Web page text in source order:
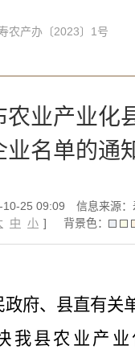
农产办〔2023〕1号
农业产业化
业名单的通
10-25 09:09
信息来源
中 小 ] 背景色：
府、县直有关
我县农业产业